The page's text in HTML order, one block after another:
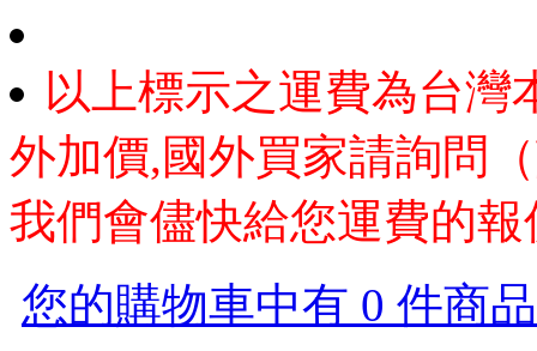
以上標示之運費為台灣
外加價,國外買家請詢問
我們會儘快給您運費的報
您的購物車中有 0 件商